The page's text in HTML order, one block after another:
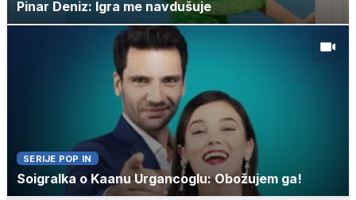
Pinar Deniz: Igra me navdušuje
SERIJE POP IN
Soigralka o Kaanu Urgancoglu: Obožujem ga!